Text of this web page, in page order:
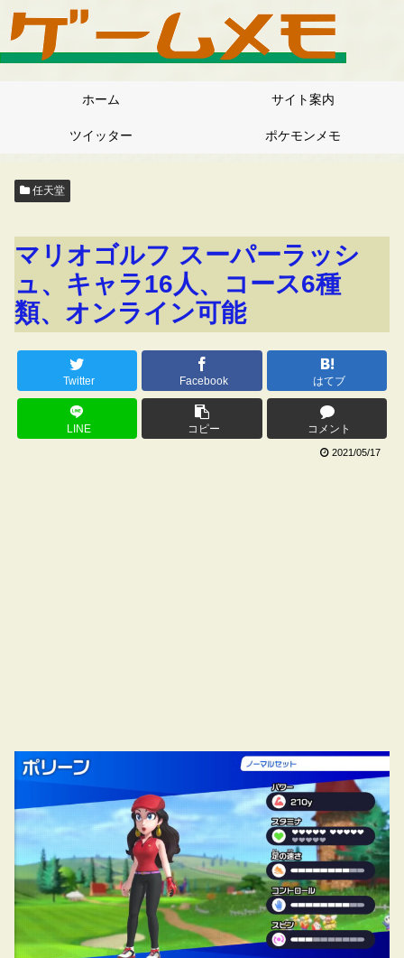
ホーム サイト案内
ツイッター ポケモンメモ
任天堂
マリオゴルフ スーパーラッシ
ュ、キャラ16人、コース6種
類、オンライン可能
Twitter Facebook はてブ
LINE コピー コメント
2021/05/17